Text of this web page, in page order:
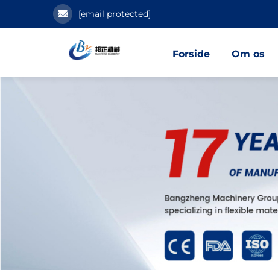
[email protected]
Forside Om os